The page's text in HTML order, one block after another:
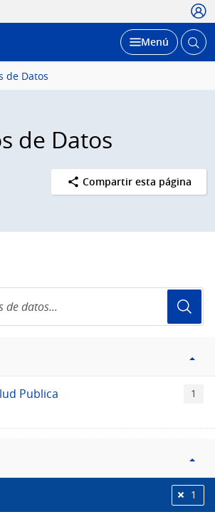
Desplegar
Menú Abrir
de Datos
de Datos
Compartir esta página
Publica 1
1